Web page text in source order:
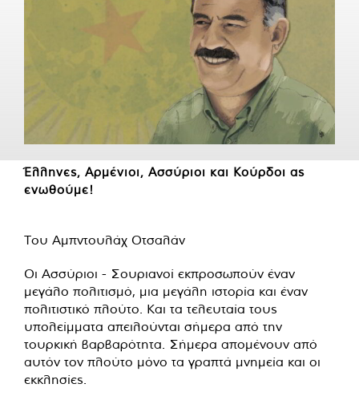
Έλληνες, Αρμένιοι, Ασσύριοι και Κούρδοι ας
ενωθούμε!
Του Αμπντουλάχ Οτσαλάν
Οι Ασσύριοι - Σουριανοί εκπροσωπούν έναν
μεγάλο πολιτισμό, μια μεγάλη ιστορία και έναν
πολιτιστικό πλούτο. Και τα τελευταία τους
υπολείμματα απειλούνται σήμερα από την
τουρκική βαρβαρότητα. Σήμερα απομένουν από
αυτόν τον πλούτο μόνο τα γραπτά μνημεία και οι
εκκλησίες.